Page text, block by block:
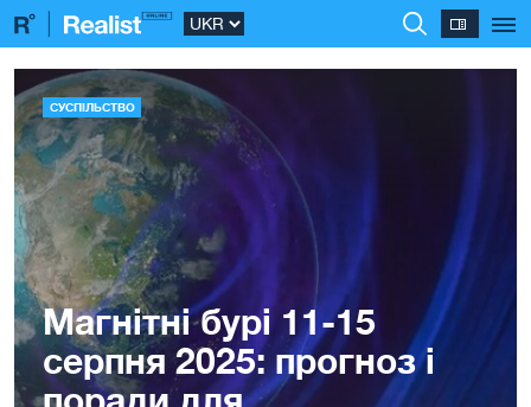
СУСПІЛЬСТВО
Магнітні бурі 11-15
серпня 2025: прогноз і